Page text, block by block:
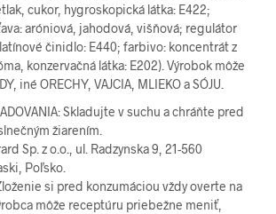
cukor, hygroskopická látka: E422;
aróniová, jahodová, višňová; regulátor
činidlo: E440; farbivo: koncentrát z
konzervačná látka: E202). Výrobok môže
iné ORECHY, VAJCIA, MLIEKO a SÓJU.
Skladujte v suchu a chráňte pred
žiarením.
Sp. z o.o., ul. Radzynska 9, 21-560
Poľsko.
si pred konzumáciou vždy overte na
môže receptúru priebežne meniť,